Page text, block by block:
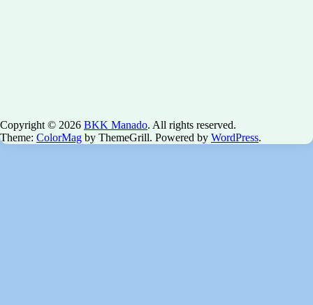
Copyright © 2026 BKK Manado. All rights reserved.
Theme: ColorMag by ThemeGrill. Powered by WordPress.